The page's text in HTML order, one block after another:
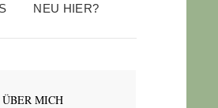
NEU HIER?
ÜBER MICH